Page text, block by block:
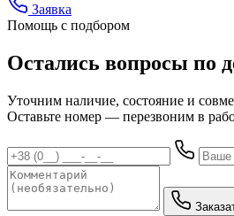
Заявка
Помощь с подбором
Остались вопросы по
Уточним наличие, состояние и
Оставьте номер — перезвоним в